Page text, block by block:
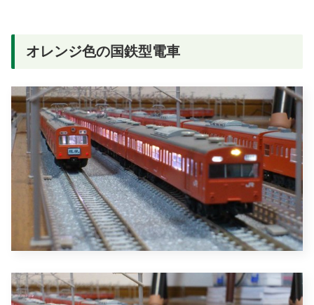
オレンジ色の国鉄型電車